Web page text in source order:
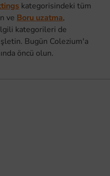
kategorisindeki tüm
ve Boru uzatma,
kategorileri de
Bugün Colezium'a
öncü olun.